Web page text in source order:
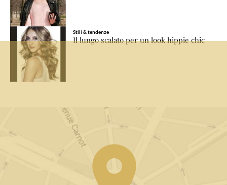
Stili & tendenze
Il lungo scalato per un look hippie chic